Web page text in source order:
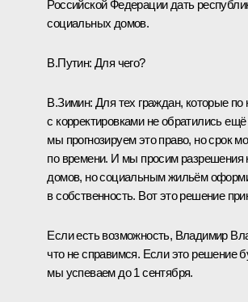
Российской Федерации дать
социальных домов.
В.Путин: Для чего?
В.Зимин: Для тех граждан, которые
с корректировками не обратились
мы прогнозируем это право, но срок
по времени. И мы просим разрешения
домов, но социальным жильём
в собственность. Вот это решение
Если есть возможность, Владимир
что не справимся. Если это решение
мы успеваем до 1 сентября.